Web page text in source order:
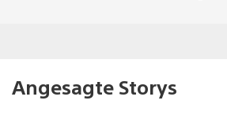
Angesagte Storys